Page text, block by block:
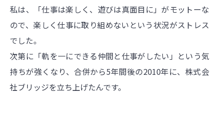
私は、「仕事は楽しく、遊びは真面目に」がモットーな
ので、楽しく仕事に取り組めないという状況がストレス
でした。
次第に「軌を一にできる仲間と仕事がしたい」という気
持ちが強くなり、合併から5年間後の2010年に、株式会
社ブリッジを立ち上げたんです。